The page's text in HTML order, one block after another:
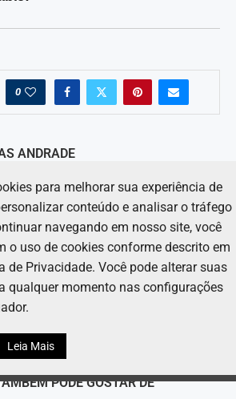
0
ANDRADE
artigo anterior
uma grande atualização no MCL40
próximo artigo
PODE GOSTAR DE
para melhorar sua experiência de
conteúdo e analisar o tráfego
navegando em nosso site, você
o uso de cookies conforme descrito em
de Privacidade. Você pode alterar suas
qualquer momento nas configurações
Leia Mais